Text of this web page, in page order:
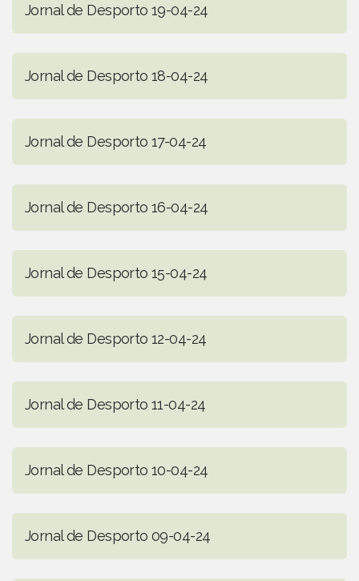
Jornal de Desporto 19-04-24
Jornal de Desporto 18-04-24
Jornal de Desporto 17-04-24
Jornal de Desporto 16-04-24
Jornal de Desporto 15-04-24
Jornal de Desporto 12-04-24
Jornal de Desporto 11-04-24
Jornal de Desporto 10-04-24
Jornal de Desporto 09-04-24